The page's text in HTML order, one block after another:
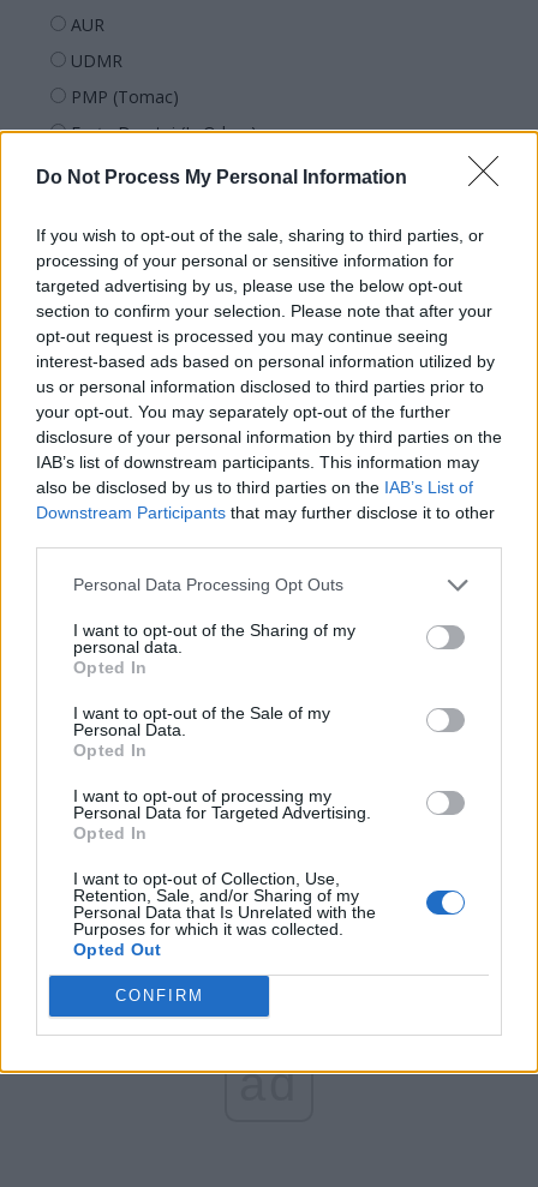
Do Not Process My Personal Information
If you wish to opt-out of the sale, sharing to third parties, or
processing of your personal or sensitive information for
targeted advertising by us, please use the below opt-out
section to confirm your selection. Please note that after your
opt-out request is processed you may continue seeing
interest-based ads based on personal information utilized by
us or personal information disclosed to third parties prior to
your opt-out. You may separately opt-out of the further
disclosure of your personal information by third parties on the
IAB’s list of downstream participants. This information may
also be disclosed by us to third parties on the IAB’s List of
Downstream Participants that may further disclose it to other
Personal Data Processing Opt Outs
I want to opt-out of the Sharing of my
personal data.
Opted In
I want to opt-out of the Sale of my
Personal Data.
Opted In
I want to opt-out of processing my
Personal Data for Targeted Advertising.
Opted In
I want to opt-out of Collection, Use,
Retention, Sale, and/or Sharing of my
Personal Data that Is Unrelated with the
Purposes for which it was collected.
Opted Out
CONFIRM
AUR
UDMR
PMP (Tomac)
Forța Dreptei (L. Orban)
PNȚMM
SENS
SOS (Șoșoacă)
POT (Gavrilă)
PACE (Peia)
Acțiunea Conservatoare (Târziu)
PDF (Lazarus)
PUSL (D. Voiculescu)
PNȚCD (Pavelescu)
PNCR (Terheș)
România pe Primul Loc (Ponta)
Altul
Arhiva sondajelor
ad